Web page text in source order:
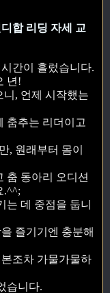
합 리딩 자세 교
간이 흘렀습니다.
년!
니, 언제 시작했는
춤추는 리더이고
, 원래부터 몸이
춤 동아리 오디션
.^^;
는 데 중점을 둡니
즐기기엔 충분해
조차 가물가물하
습니다.